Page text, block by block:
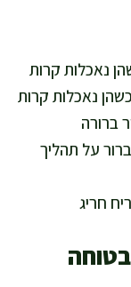
נאכלות קרות
כשהן נאכלות קרות
ברורה
על תהליך
חריג